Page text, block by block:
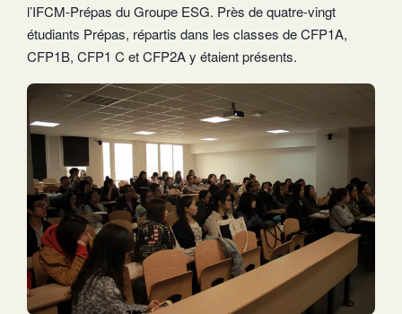
l’IFCM-Prépas du Groupe ESG. Près de quatre-vingt
étudiants Prépas, répartis dans les classes de CFP1A,
CFP1B, CFP1 C et CFP2A y étaient présents.